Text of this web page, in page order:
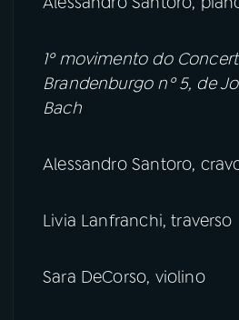
1º movimento do
Brandenburgo nº 5, de
Bach
Alessandro Santoro,
Livia Lanfranchi, traverso
Sara DeCorso, violino